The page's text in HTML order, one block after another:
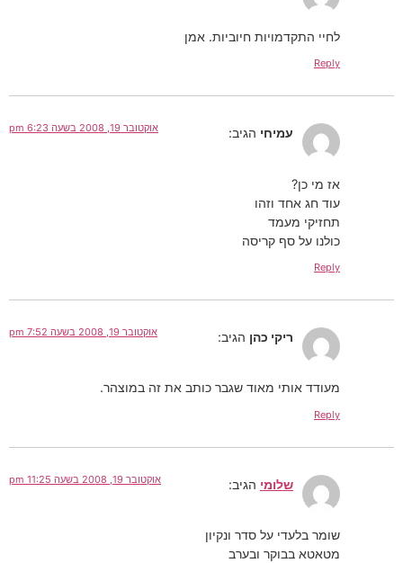
לחיי התקדמויות חיוביות. אמן
Reply
עמיחי הגיב: אוקטובר 19, 2008 בשעה 6:23 pm
אז מי כן?
עוד חג אחד וזהו
תחזיקי מעמד
כולנו על סף קריסה
Reply
ריקי כהן הגיב: אוקטובר 19, 2008 בשעה 7:52 pm
מעודד אותי מאוד שגבר כותב את זה במוצהר.
Reply
שלומי הגיב: אוקטובר 19, 2008 בשעה 11:25 pm
שומר בלעדי על סדר ונקיון
מטאטא בבוקר ובערב